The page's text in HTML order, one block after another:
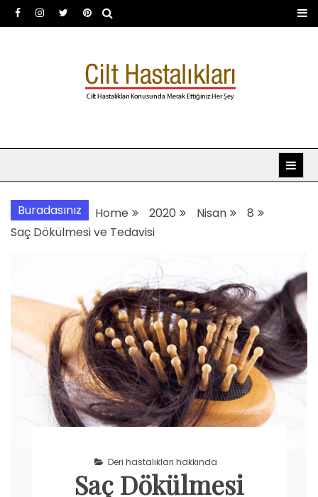
Skip
to
Dermatoloji uzmanı Dr.
Şafak Metekoğlu Akalın
Buradasınız Home 2020 Nisan
8
Saç Dökülmesi ve Tedavisi
Deri hastalıkları hakkında
Saç Dökülmesi